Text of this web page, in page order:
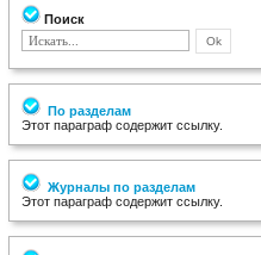
Поиск
По разделам
Этот параграф содержит ссылку.
Журналы по разделам
Этот параграф содержит ссылку.